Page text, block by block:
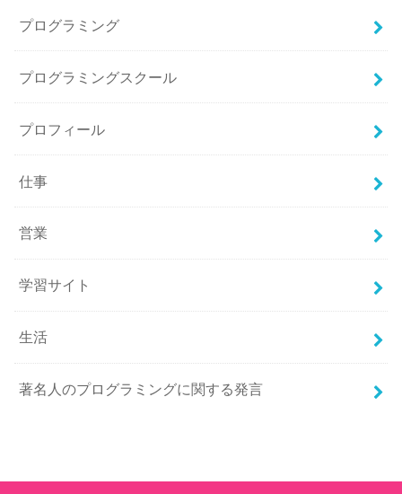
プログラミング
プログラミングスクール
プロフィール
仕事
営業
学習サイト
生活
著名人のプログラミングに関する発言